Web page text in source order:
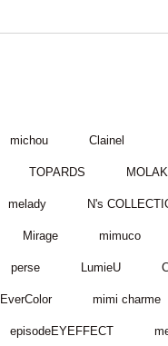
michou Clainel
TOPARDS MOLAK
melady N's
Mirage mimuco
perse LumieU
EverColor mimi charme
episodeEYEFFECT